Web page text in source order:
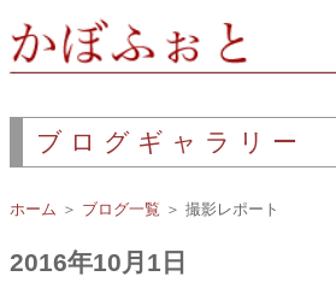
ブログギャラリー
ホーム ＞ ブログ一覧 ＞ 撮影レポート
2016年10月1日